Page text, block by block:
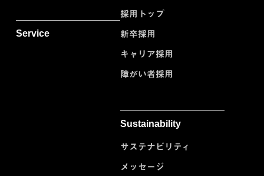
Service
採用トップ
新卒採用
キャリア採用
障がい者採用
Sustainability
サステナビリティ
メッセージ